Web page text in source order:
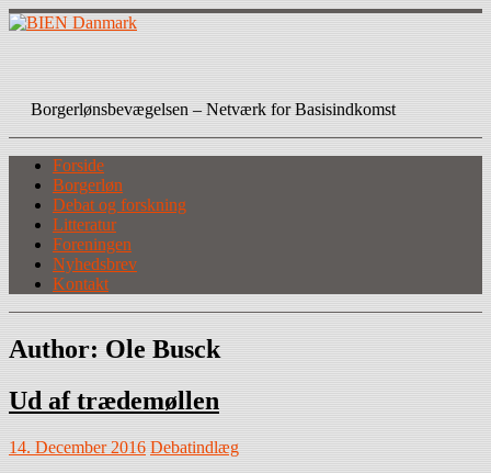
Skip
to
Borgerlønsbevægelsen – Netværk for Basisindkomst
Forside
Borgerløn
Debat og forskning
Litteratur
Foreningen
Nyhedsbrev
Kontakt
Author: Ole Busck
Ud af trædemøllen
14. December 2016 Debatindlæg